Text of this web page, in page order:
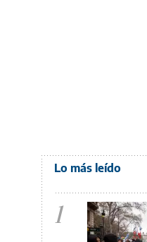
Lo más leído
1